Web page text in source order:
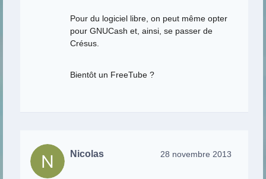
Pour du logiciel libre, on peut même opter
pour GNUCash et, ainsi, se passer de
Crésus.
Bientôt un FreeTube ?
Nicolas 28 novembre 2013